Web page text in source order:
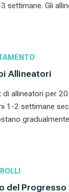
settimane. Gli
Allineatori
di allineatori per
1-2 settimane
del Progresso